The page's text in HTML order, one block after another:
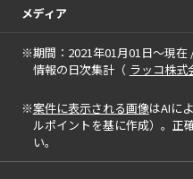
メディア
※期間：2021年01月01日～現在
情報の日次集計（ ラッコ株式
※案件に表示される画像はAIに
ルポイントを基に作成）。正
い。